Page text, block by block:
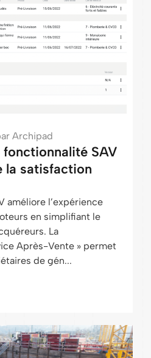
Archipad
SAV
la satisfaction
améliore l’expérience
en simplifiant le
La
Après-Vente » permet
de gén...